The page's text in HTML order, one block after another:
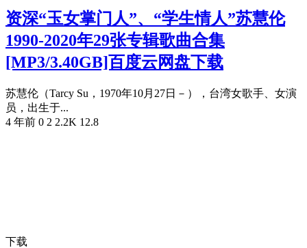
资深“玉女掌门人”、“学生情人”苏慧伦
1990-2020年29张专辑歌曲合集
[MP3/3.40GB]百度云网盘下载
苏慧伦（Tarcy Su，1970年10月27日－），台湾女歌手、女演
员，出生于...
4 年前 0 2 2.2K 12.8
下载